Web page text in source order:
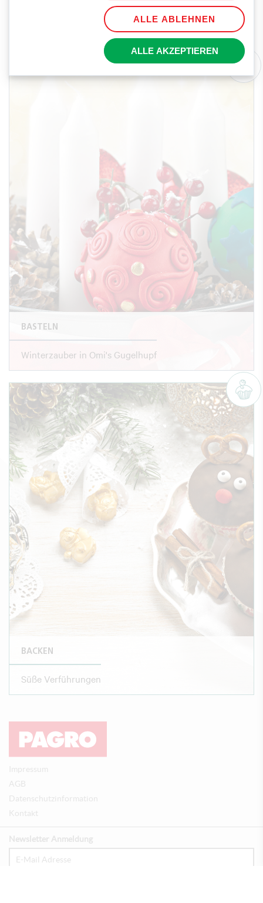
BASTELN
Winterzauber in Omi's Gugelhupf
BACKEN
Süße Verführungen
Impressum
AGB
Datenschutzinformation
Kontakt
Newsletter Anmeldung
ALLE ABLEHNEN
ALLE AKZEPTIEREN